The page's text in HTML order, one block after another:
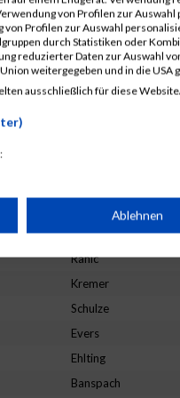
Wagner
Laux
Beilstein
Goedtel
Robrecht
Rahic
Kremer
Schulze
Evers
Ehlting
Banspach
von Profilen zur
Profilen zur Auswahl
durch Statistiken oder
reduzierter Daten zur Auswahl
weitergegeben und in die USA
ausschließlich für diese
auf einem
Auswahl von Werbeanzeigen
personalisierter Werbung
Ablehnen